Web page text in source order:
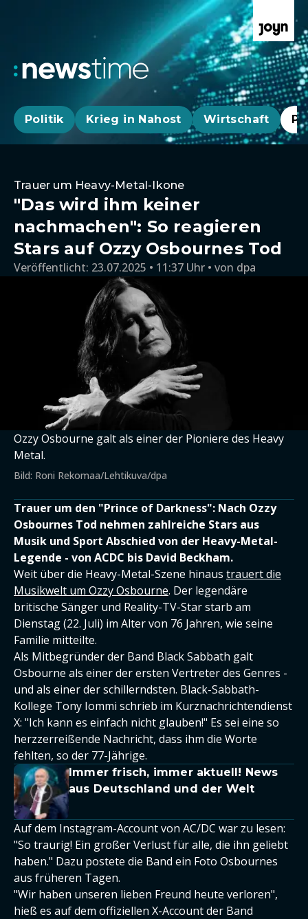
Politik Krieg in Nahost Wirtschaft
Trauer um Heavy-Metal-Ikone
"Das wird ihm keiner
nachmachen": So reagieren
Stars auf Ozzy Osbournes Tod
Veröffentlicht: 23.07.2025 • 11:37 Uhr von dpa
Ozzy Osbourne galt als einer der Pioniere des Heavy
Metal.
Bild: Roni Rekomaa/Lehtikuva/dpa
Trauer um den "Prince of Darkness": Nach Ozzy
Osbournes Tod nehmen zahlreiche Stars aus
Musik und Sport Abschied von der Heavy-Metal-
Legende - von ACDC bis David Beckham.
Weit über die Heavy-Metal-Szene hinaus trauert die
Musikwelt um Ozzy Osbourne. Der legendäre
britische Sänger und Reality-TV-Star starb am
Dienstag (22. Juli) im Alter von 76 Jahren, wie seine
Familie mitteilte.
Als Mitbegründer der Band Black Sabbath galt
Osbourne als einer der ersten Vertreter des Genres -
und als einer der schillerndsten. Black-Sabbath-
Kollege Tony Iommi schrieb im Kurznachrichtendienst
X: "Ich kann es einfach nicht glauben!" Es sei eine so
herzzerreißende Nachricht, dass ihm die Worte
fehlten, so der 77-Jährige.
Immer frisch, immer aktuell! News
aus Deutschland und der Welt
Auf dem Instagram-Account von AC/DC war zu lesen:
"So traurig! Ein großer Verlust für alle, die ihn geliebt
haben." Dazu postete die Band ein Foto Osbournes
aus früheren Tagen.
"Wir haben unseren lieben Freund heute verloren",
hieß es auf dem offiziellen X-Account der Band